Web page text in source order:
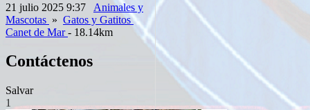
21 julio 2025 9:37
Animales y
Mascotas » Gatos y Gatitos
Canet de Mar- 18.14km
Contáctenos
Salvar
1